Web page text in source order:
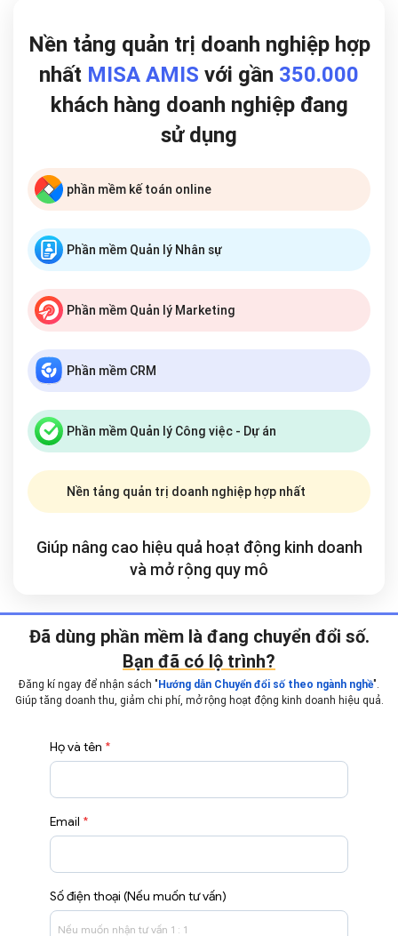
Nền tảng quản trị doanh nghiệp hợp
nhất MISA AMIS với gần 350.000
khách hàng doanh nghiệp đang
sử dụng
phần mềm kế toán online
Phần mềm Quản lý Nhân sự
Phần mềm Quản lý Marketing
Phần mềm CRM
Phần mềm Quản lý Công việc - Dự án
Nền tảng quản trị doanh nghiệp hợp nhất
Giúp nâng cao hiệu quả hoạt động kinh doanh
và mở rộng quy mô
Đã dùng phần mềm là đang chuyển đổi số.
Bạn đã có lộ trình?
Đăng kí ngay để nhận sách " Hướng dẫn Chuyển đổi số theo ngành nghề".
Giúp tăng doanh thu, giảm chi phí, mở rộng hoạt động kinh doanh hiệu quả.
Họ và tên *
Email *
Số điện thoại (Nếu muốn tư vấn)